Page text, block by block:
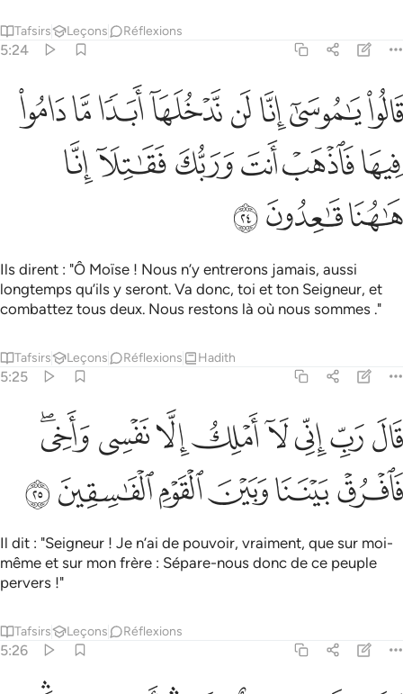
Tafsirs Leçons Réflexions
5:24
قالوا يا موسى انا لن ندخلها ابدا ما داموا فيها فاذهب انت وربك فقاتلا انا
قَالُوا۟ يَـٰمُوسَىٰٓ إِنَّا لَن نَّدْخُلَهَآ أَبَدًۭا مَّا دَامُوا۟ فِيهَا ۖ فَٱذْهَبْ أَنتَ وَرَبُّكَ فَقَـٰتِلَآ إِنَّا
ﱁﱂﱃﱄﱅﱆﱇﱈ
ﱉﱊﱋﱌﱍﱎ
ﱏﱐﱑ
Ils dirent : "Ô Moïse ! Nous n’y entrerons jamais, aussi
longtemps qu’ils y seront. Va donc, toi et ton Seigneur, et
combattez tous deux. Nous restons là où nous sommes ."
Tafsirs Leçons Réflexions Hadith
5:25
قال رب اني لا املك الا نفسي واخي فافرق بيننا وبين القوم الفاسقين ٢٥
قَالَ رَبِّ إِنِّى لَآ أَمْلِكُ إِلَّا نَفْسِى وَأَخِى ۖ فَٱفْرُقْ بَيْنَنَا وَبَيْنَ
ﱒﱓﱔﱕﱖﱗﱘﱙﱚ
ﱛﱜﱝﱞﱟﱠ
Il dit : "Seigneur ! Je n’ai de pouvoir, vraiment, que sur moi-
même et sur mon frère : Sépare-nous donc de ce peuple
pervers !"
Tafsirs Leçons Réflexions
5:26